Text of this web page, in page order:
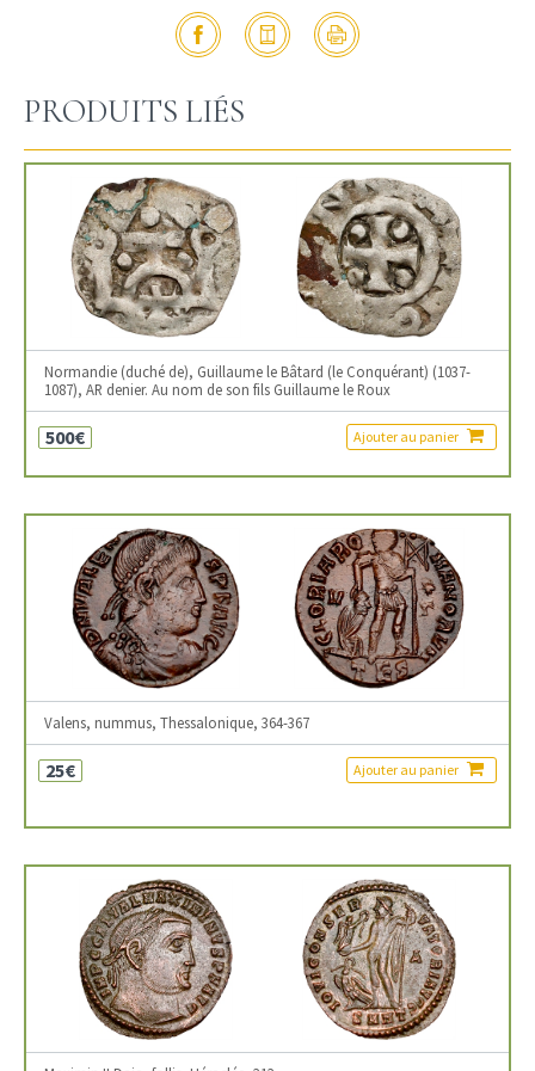
PRODUITS LIÉS
Normandie (duché de), Guillaume le Bâtard (le Conquérant) (1037-
1087), AR denier. Au nom de son fils Guillaume le Roux
500€ Ajouter au panier
Valens, nummus, Thessalonique, 364-367
25€ Ajouter au panier